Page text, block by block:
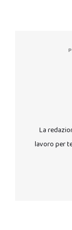
La
lavoro per